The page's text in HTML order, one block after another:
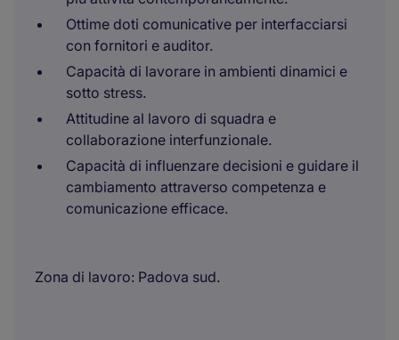
Ottime doti comunicative per interfacciarsi
con fornitori e auditor.
Capacità di lavorare in ambienti dinamici e
sotto stress.
Attitudine al lavoro di squadra e
collaborazione interfunzionale.
Capacità di influenzare decisioni e guidare il
cambiamento attraverso competenza e
comunicazione efficace.
Zona di lavoro: Padova sud.